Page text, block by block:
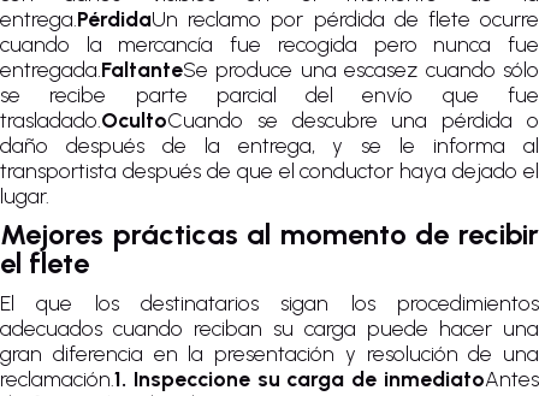
entrega. PérdidaUn reclamo por pérdida de flete ocurre
cuando la mercancía fue recogida pero nunca fue
entregada. FaltanteSe produce una escasez cuando sólo
se recibe parte parcial del envío que fue
trasladado. OcultoCuando se descubre una pérdida o
daño después de la entrega, y se le informa al
transportista después de que el conductor haya dejado el
lugar.
Mejores prácticas al momento de recibir
el flete
El que los destinatarios sigan los procedimientos
adecuados cuando reciban su carga puede hacer una
gran diferencia en la presentación y resolución de una
reclamación.1. Inspeccione su carga de inmediatoAntes